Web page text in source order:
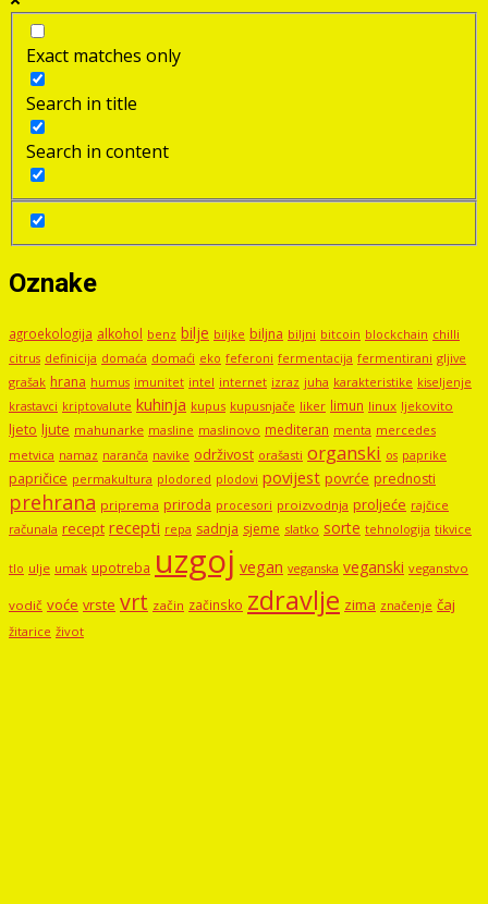
Exact matches only
Search in title
Search in content
Oznake
agroekologija alkohol benz bilje biljke biljna biljni bitcoin blockchain chilli
citrus definicija domaća domaći eko feferoni fermentacija fermentirani gljive
grašak hrana humus imunitet intel internet izraz juha karakteristike kiseljenje
krastavci kriptovalute kuhinja kupus kupusnjače liker limun linux ljekovito
ljeto ljute mahunarke masline maslinovo mediteran menta mercedes
metvica namaz naranča navike održivost orašasti organski os paprike
papričice permakultura plodored plodovi povijest povrće prednosti
prehrana priprema priroda procesori proizvodnja proljeće rajčice
računala recept recepti repa sadnja sjeme slatko sorte tehnologija tikvice
tlo ulje umak upotreba uzgoj vegan veganska veganski veganstvo
vodič voće vrste vrt začin začinsko zdravlje zima značenje čaj
žitarice život